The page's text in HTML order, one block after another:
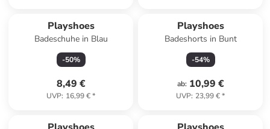
Playshoes
Badeschuhe in Blau
-50%
8,49 €
UVP: 16,99 €*
Playshoes
Badeshorts in Bunt
-54%
ab: 10,99 €
UVP: 23,99 €*